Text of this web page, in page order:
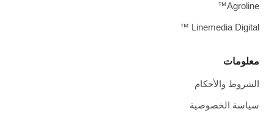
معلومات
الشروط والأحكام
سياسة الخصوصية
Agroline™
Linemedia Digital ™